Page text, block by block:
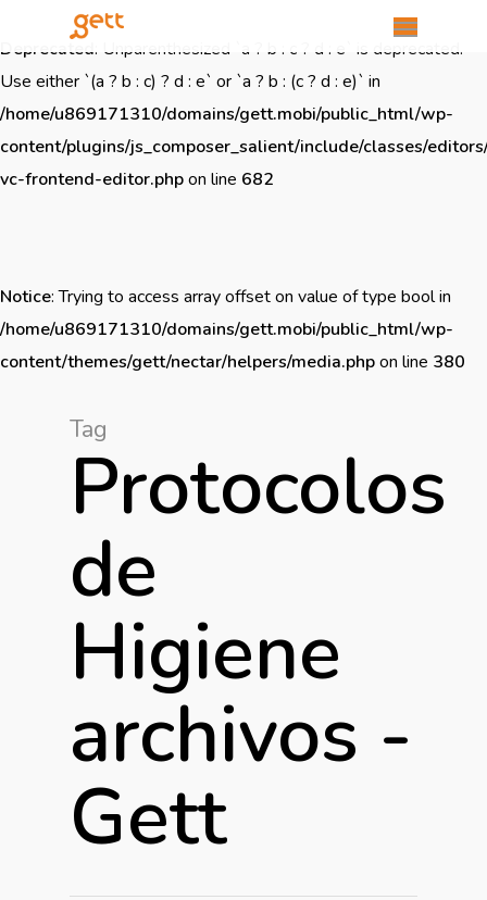
Deprecated: Unparenthesized `a ? b : c ? d : e` is deprecated.
Use either `(a ? b : c) ? d : e` or `a ? b : (c ? d : e)` in
/home/u869171310/domains/gett.mobi/public_html/wp-
content/plugins/js_composer_salient/include/classes/
vc-frontend-editor.phpon line 682
Notice: Trying to access array offset on value of type bool in
/home/u869171310/domains/gett.mobi/public_html/wp-
content/themes/gett/nectar/helpers/media.phpon line 380
Tag
Protocolos
de
Higiene
archivos -
Gett